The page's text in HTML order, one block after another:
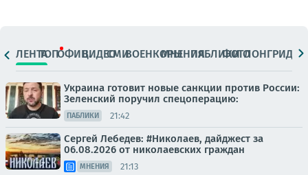
ЛЕНТАТОПОФИЦ.ВИДЕОСМИВОЕНКОРЫМНЕНИЯПАБЛИКИ
ФОТОЛОНГРИДЫ
Украина готовит новые санкции против России:
Зеленский поручил спецоперацию:
ПАБЛИКИ 21:42
Сергей Лебедев: #Николаев, дайджест за
06.08.2026 от николаевских граждан
МНЕНИЯ 21:13